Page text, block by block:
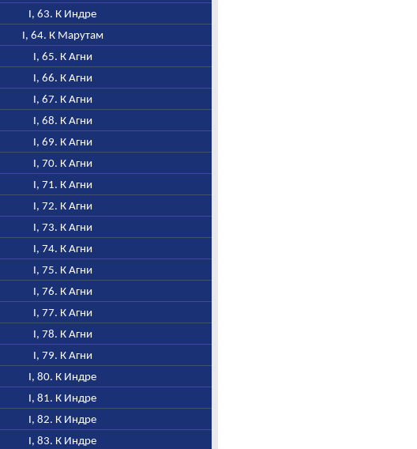
I, 63. К Индре
I, 64. К Марутам
I, 65. К Агни
I, 66. К Агни
I, 67. К Агни
I, 68. К Агни
I, 69. К Агни
I, 70. К Агни
I, 71. К Агни
I, 72. К Агни
I, 73. К Агни
I, 74. К Агни
I, 75. К Агни
I, 76. К Агни
I, 77. К Агни
I, 78. К Агни
I, 79. К Агни
I, 80. К Индре
I, 81. К Индре
I, 82. К Индре
I, 83. К Индре